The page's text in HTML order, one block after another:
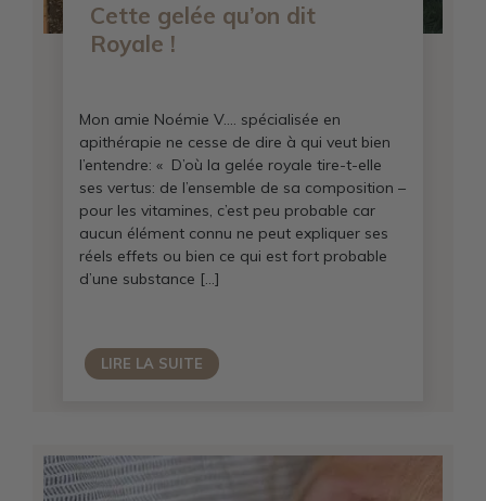
Cette gelée qu’on dit
Royale !
Mon amie Noémie V…. spécialisée en
apithérapie ne cesse de dire à qui veut bien
l’entendre: « D’où la gelée royale tire-t-elle
ses vertus: de l’ensemble de sa composition –
pour les vitamines, c’est peu probable car
aucun élément connu ne peut expliquer ses
réels effets ou bien ce qui est fort probable
d’une substance […]
LIRE LA SUITE